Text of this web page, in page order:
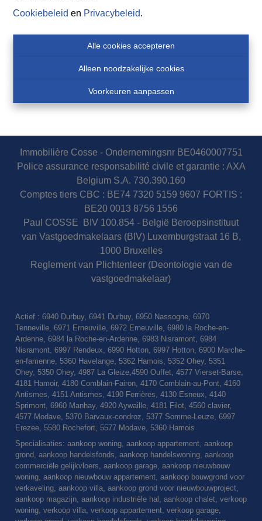
Cookiebeleid en Privacybeleid.
Alle cookies accepteren
Alleen noodzakelijke cookies
Voorkeuren aanpassen
Immobilière Cosse - Ondernemingsnr BE0460007751
Police assurance responsabilité civile et garantie : AXA
Belgium S.A. 730.390.160
Comptes tiers CBC : BE74 7320 5159 9607 FORTIS :
BE20 0013 8756 1556
Paul COSSE BIV 100.854 - België Beroepsinstituut
van Vastgoedmakelaars (BIV) Luxemburgstraat 16 B,
1000 Bruxelles
Reglement van Plichtenleer (Deontologie van de
vastgoedmakelaar)
Actief : 6940 Durbuy, 6941 Durbuy, 6950 Nassogne, 6970
Tenneville, 6971 Erneuville, 6972 Erneuville, 6980 la Roche-en-
Ardenne, 6984 la Roche-en-Ardenne, 6983 Nisramont, 6984
Nisramont, 6997 Rendeux, 6990 Hotton, 6997 Hotton, 6900 Marche-
en-famenne, 5360 Havelange, 5362 Hamois, 5352 Ohey, 5351
Ohey, 5350 Ohey, 4987 La Gleize,4590 Ouffet, 4577 Vierset-Barse,
4181 Hamoir, 4180 Comblain-Fairon, 4170 Comblain-au-Pont, 4160
Antismes, 4151 Antismes, 4190 Ferrières, 4130 Esneux, 4140
Sprimont, 6960 Manhay, 4920 Aywaille, 4181 Filot, 4560 clavier,
4577 Modave, 5370 Barvaux-condroz, 5377 Somme-Leuze, 6997
Erezee, 5580 Rochefort, 5577 Modave, 5360 Hamois
Specialisaties: aankoop woning, aankoop appartement, aankoop
grond, aankoop handelsfonds, aankoop handelswoning, aankoop
commerciële gelijkvloers, aankoop garage, aankoop nieuwbouw
woning, aankoop nieuwbouw appartement, aankoop bouwgrond voor
verkaveling, aankoop villa, aankoop grond voor nieuwbouwproject,
aankoop magazijn, aankoop industriële hal, aankoop chalet, verkoop
woning, verkoop villa, verkoop appartement, verkoop garage,